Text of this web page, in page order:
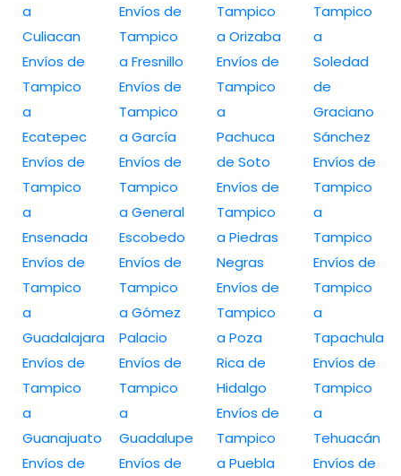
a
Culiacan
Envíos de
Tampico
a
Ecatepec
Envíos de
Tampico
a
Ensenada
Envíos de
Tampico
a
Guadalajara
Envíos de
Tampico
a
Guanajuato
Envíos de
Envíos de
Tampico
a Fresnillo
Envíos de
Tampico
a García
Envíos de
Tampico
a General
Escobedo
Envíos de
Tampico
a Gómez
Palacio
Envíos de
Tampico
a
Guadalupe
Envíos de
Tampico
a Orizaba
Envíos de
Tampico
a
Pachuca
de Soto
Envíos de
Tampico
a Piedras
Negras
Envíos de
Tampico
a Poza
Rica de
Hidalgo
Envíos de
Tampico
a Puebla
Tampico
a
Soledad
de
Graciano
Sánchez
Envíos de
Tampico
a
Tampico
Envíos de
Tampico
a
Tapachula
Envíos de
Tampico
a
Tehuacán
Envíos de